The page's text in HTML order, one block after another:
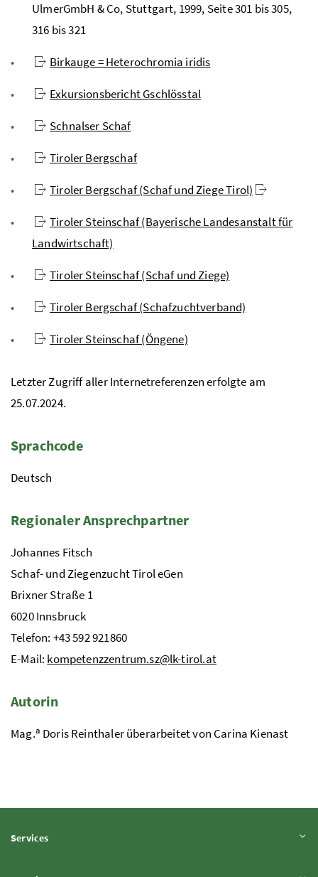
UlmerGmbH & Co, Stuttgart, 1999, Seite 301 bis 305,
316 bis 321
Birkauge = Heterochromia iridis
Exkursionsbericht Gschlösstal
Schnalser Schaf
Tiroler Bergschaf
Tiroler Bergschaf (Schaf und Ziege Tirol)
Tiroler Steinschaf (Bayerische Landesanstalt für
Landwirtschaft)
Tiroler Steinschaf (Schaf und Ziege)
Tiroler Bergschaf (Schafzuchtverband)
Tiroler Steinschaf (Öngene)
Letzter Zugriff aller Internetreferenzen erfolgte am
25.07.2024.
Sprachcode
Deutsch
Regionaler Ansprechpartner
Johannes Fitsch
Schaf- und Ziegenzucht Tirol eGen
Brixner Straße 1
6020 Innsbruck
Telefon: +43 592 921860
E-Mail: kompetenzzentrum.sz@lk-tirol.at
Autorin
Mag.a Doris Reinthaler überarbeitet von Carina Kienast
ServicesInhalt aufklappen